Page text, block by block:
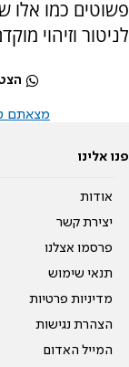
פשוטים כמו אלו
לניטור וזיהוי
מצאתם
פנו אלינו
אודות
יצירת קשר
פרסמו אצלנו
תנאי שימוש
מדיניות פרטיות
הצהרת נגישות
המייל האדום